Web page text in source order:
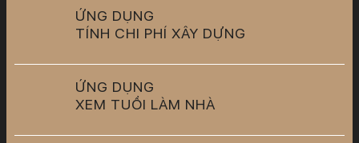
ỨNG DỤNG
TÍNH CHI PHÍ XÂY DỰNG
ỨNG DỤNG
XEM TUỔI LÀM NHÀ